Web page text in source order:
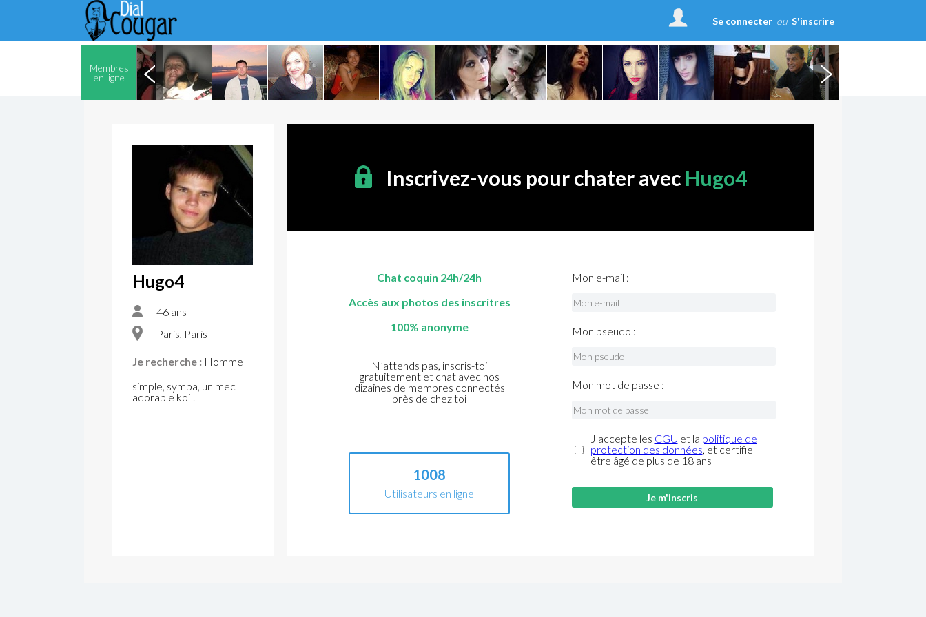
Se connecter ou S'inscrire
Membres
en ligne
Hugo4
46 ans
Paris, Paris
Je recherche : Homme
simple, sympa, un mec
adorable koi !
Inscrivez-vous pour chater avec Hugo4
Chat coquin 24h/24h
Accès aux photos des inscritres
100% anonyme
N’attends pas, inscris-toi
gratuitement et chat avec nos
dizaines de membres connectés
près de chez toi
1008
Utilisateurs en ligne
Mon e-mail :
Mon pseudo :
Mon mot de passe :
J'accepte les CGU et la politique de
protection des données, et certifie
être âgé de plus de 18 ans